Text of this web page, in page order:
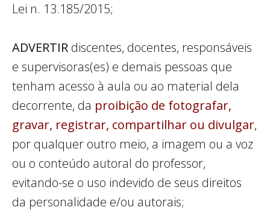
Lei n. 13.185/2015;
ADVERTIR discentes, docentes, responsáveis
e supervisoras(es) e demais pessoas que
tenham acesso à aula ou ao material dela
decorrente, da proibição de fotografar,
gravar, registrar, compartilhar ou divulgar,
por qualquer outro meio, a imagem ou a voz
ou o conteúdo autoral do professor,
evitando-se o uso indevido de seus direitos
da personalidade e/ou autorais;